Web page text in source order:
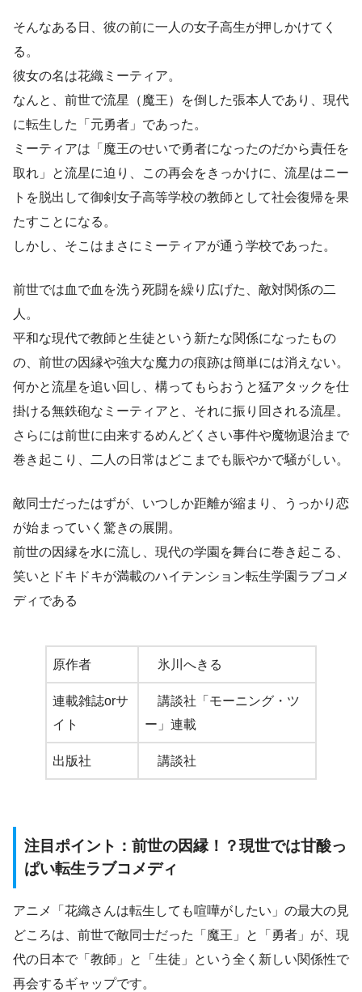
そんなある日、彼の前に一人の女子高生が押しかけてく
る。
彼女の名は花織ミーティア。
なんと、前世で流星（魔王）を倒した張本人であり、現代
に転生した「元勇者」であった。
ミーティアは「魔王のせいで勇者になったのだから責任を
取れ」と流星に迫り、
この再会をきっかけに、流星はニー
トを脱出して御剣女子高等学校の教師として社会復帰を果
たすことになる 。
しかし、そこはまさにミーティアが通う学校であった。
前世では血で血を洗う死闘を繰り広げた、敵対関係の二
人。
平和な現代で教師と生徒という新たな関係になったもの
の、前世の因縁や強大な魔力の痕跡は簡単には消えない。
何かと流星を追い回し、構ってもらおうと猛アタックを仕
掛ける無鉄砲なミーティアと、それに振り回される流星。
さらには前世に由来するめんどくさい事件や魔物退治まで
巻き起こり、二人の日常はどこまでも賑やかで騒がしい。
敵同士だったはずが、いつしか距離が縮まり、うっかり恋
が始まっていく驚きの展開。
前世の因縁を水に流し、現代の学園を舞台に巻き起こる、
笑いとドキドキが満載のハイテンション転生学園ラブコメ
ディである
原作者 氷川へきる
連載雑誌orサ
イト
講談社「モーニング・ツ
ー」連載
出版社 講談社
注目ポイント：前世の因縁！？現世では甘酸っ
ぱい転生ラブコメディ
アニメ「花織さんは転生しても喧嘩がしたい」の最大の見
どころは、前世で敵同士だった「魔王」と「勇者」が、現
代の日本で「教師」と「生徒」という全く新しい関係性で
再会するギャップです。